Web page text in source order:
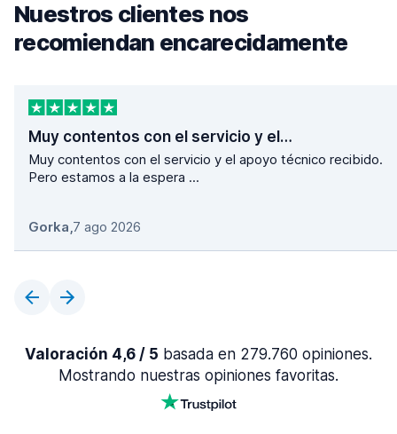
Nuestros clientes nos
recomiendan encarecidamente
Muy contentos con el servicio y el…
Muy contentos con el servicio y el apoyo técnico recibido.
Pero estamos a la espera ...
Gorka,7 ago 2026
Valoración 4,6 / 5 basada en 279.760 opiniones.
Mostrando nuestras opiniones favoritas.